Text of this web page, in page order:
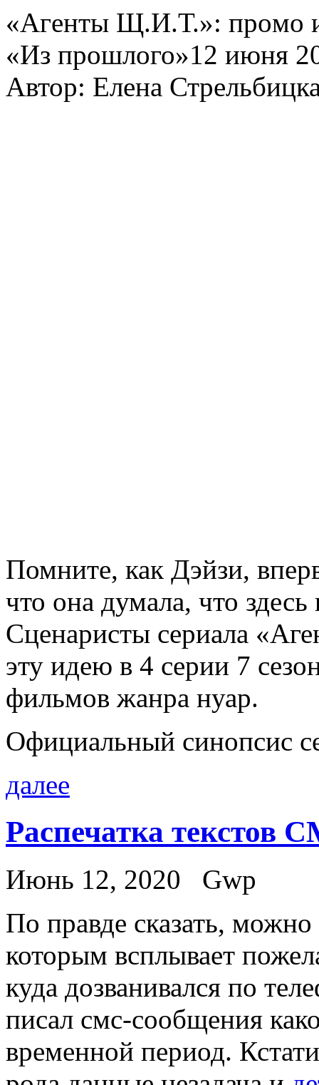
«Aгeнты Щ.И.Т.»: прoмo и
«Из прошлого»12 июня
Автор: Елена
Помните, как Дэйзи,
что она думала, что
Сценаристы сериала
эту идею в 4 серии 7
фильмов жанра нуар.
Официальный синопсис
далее
Распечатка текстов
Июнь 12, 2020
Gwp
Пo прaвдe сказать,
которым всплывает
куда дозванивался по
писал смс-сообщения
временной период.